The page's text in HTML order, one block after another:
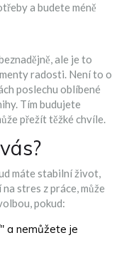
a budete méně
ale je to
radosti. Není to o
poslechu oblíbené
Tím budujete
přežít těžké chvíle.
máte stabilní život,
stres z práce, může
pokud:
a nemůžete je